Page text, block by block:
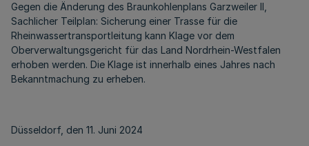
Gegen die Änderung des Braunkohlenplans Garzweiler II,
Sachlicher Teilplan: Sicherung einer Trasse für die
Rheinwassertransportleitung kann Klage vor dem
Oberverwaltungsgericht für das Land Nordrhein-Westfalen
erhoben werden. Die Klage ist innerhalb eines Jahres nach
Bekanntmachung zu erheben.
Düsseldorf, den 11. Juni 2024